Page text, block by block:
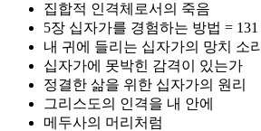
집합적 인격체로서의 죽음
5장 십자가를 경험하는 방법 = 131
내 귀에 들리는 십자가의 망치 소리
십자가에 못박힌 감격이 있는가
정결한 삶을 위한 십자가의 원리
그리스도의 인격을 내 안에
메두사의 머리처럼